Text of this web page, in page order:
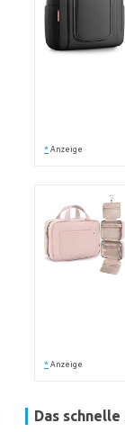
* Anzeige
* Anzeige
Das